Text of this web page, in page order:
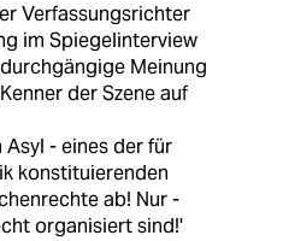
Verfassungsrichter
im Spiegelinterview
Meinung
der Szene auf
Asyl - eines der für
konstituierenden
ab! Nur -
organisiert sind!'